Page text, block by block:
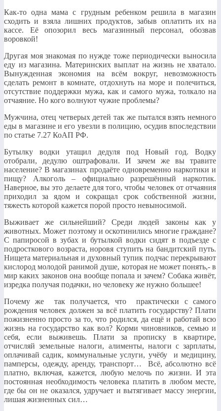
Как-то одна мама с грудным ребенком решила в магазин
сходить и взяла лишних продуктов, забыв оплатить их на
кассе. Её опозорил весь магазинный персонал, обозвав
воровкой!
Другая моя знакомая по нужде тоже периодически выносила
еду из магазина. Материнских выплат на жизнь не хватало.
Вынужденная экономия на всём вокруг, невозможность
сделать ремонт в комнате, отдохнуть на море и полечиться,
отсутствие поддержки мужа, как и самого мужа, толкало на
отчаяние. Но кого волнуют чужие проблемы?
Мужчина, отец четверых детей так же пытался взять немного
еды в магазине и его увезли в полицию, осудив впоследствии
по статье 7.27 КоАП РФ.
Бутылку водки утащил дедуля под Новый год. Водку
отобрали, дедулю оштрафовали. И зачем же вы травите
население? В магазинах продаёте одновременно наркотики и
пищу? Алкоголь – официально разрешённый наркотик.
Наверное, вы это делаете для того, чтобы человек от отчаяния
приходил за ядом и сокращал срок собственной жизни,
тяжесть которой кажется порой просто невыносимой.
Выживает же сильнейший? Среди людей законы как у
животных. Может поэтому и оскотинились многие граждане?
С папиросой в зубах и бутылкой водки сидят в подъезде с
подросткового возраста, норовя ступить на бандитский путь.
Нищета материальная и духовный тупик подчас перекрывают
кислород молодой ранимой душе, которая не может понять,- в
мир каких законов она вообще попала и зачем? Собака живёт,
изредка получая подачки, но человеку же нужно большее!
Почему же так получается, что практически с самого
рождения человек должен за всё платить государству? Плати
пожизненно просто за то, что родился, да ещё и работай всю
жизнь на государство как вол? Корми чиновников, семью и
себя, если выживешь. Плати за прописку в квартире,
отчисляй земельные налоги, алименты, налоги с зарплаты,
оплачивай садик, коммунальные услуги, учёбу и медицину,
памперсы, одежду, аренду, транспорт… Всё, абсолютно всё
платно, включая, кажется, любую мелочь по жизни. И эта
постоянная необходимость человека платить в любом месте,
где бы он не оказался, удручает и вытягивает массу энергии,
лишая жизненных сил…